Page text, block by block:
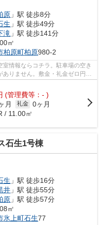
原 」駅 徒歩8分
生 」駅 徒歩49分
滝 」駅 徒歩141分
㎡
柏原町柏原980-2
情報ならコチラ。駐車場の空き
りません。敷金・礼金ゼロ円な
(管理費等：- )
月 礼金 0ヶ月
/ 11.00㎡
石生1号棟
生 」駅 徒歩16分
井 」駅 徒歩55分
原 」駅 徒歩57分
㎡
氷上町石生77